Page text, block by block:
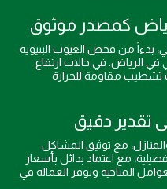
كمصدر موثوق
بدءاً من فحص العيوب البنيوية
في الرياض. في حالات ارتفاع
تشطيب مقاومة للحرارة
تقدير دقيق
مع توثيق المشاكل
تفصيلية، مع اعتماد بدائل بأسعار
المناخية وتوفر العمالة في